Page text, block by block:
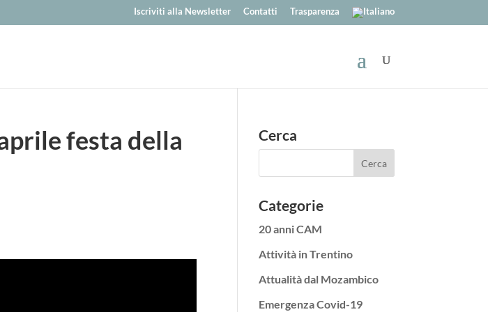
Iscriviti alla Newsletter Contatti Trasparenza
festa della
Cerca
Categorie
20 anni CAM
Attività in Trentino
Attualità dal Mozambico
Emergenza Covid-19